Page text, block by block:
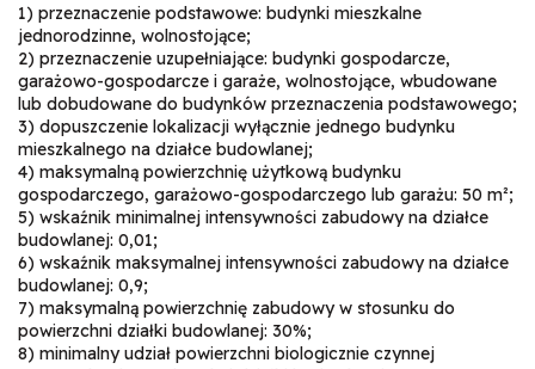
1) przeznaczenie podstawowe: budynki mieszkalne
jednorodzinne, wolnostojące;
2) przeznaczenie uzupełniające: budynki gospodarcze,
garażowo-gospodarcze i garaże, wolnostojące, wbudowane
lub dobudowane do budynków przeznaczenia podstawowego;
3) dopuszczenie lokalizacji wyłącznie jednego budynku
mieszkalnego na działce budowlanej;
4) maksymalną powierzchnię użytkową budynku
gospodarczego, garażowo-gospodarczego lub garażu: 50 m²;
5) wskaźnik minimalnej intensywności zabudowy na działce
budowlanej: 0,01;
6) wskaźnik maksymalnej intensywności zabudowy na działce
budowlanej: 0,9;
7) maksymalną powierzchnię zabudowy w stosunku do
powierzchni działki budowlanej: 30%;
8) minimalny udział powierzchni biologicznie czynnej